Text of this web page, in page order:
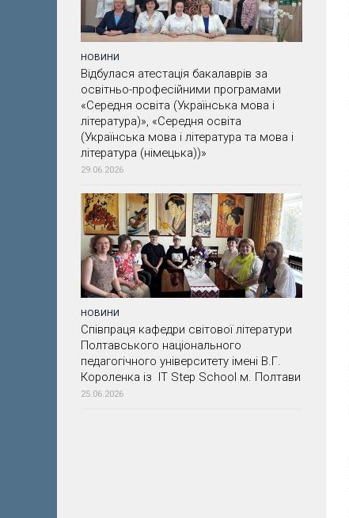
НОВИНИ
Відбулася атестація бакалаврів за
освітньо-професійними програмами
«Середня освіта (Українська мова і
література)», «Середня освіта
(Українська мова і література та мова і
література (німецька))»
29.06.2026
НОВИНИ
Співпраця кафедри світової літератури
Полтавського національного
педагогічного університету імені В.Г.
Короленка із IT Step School м. Полтави
25.06.2026